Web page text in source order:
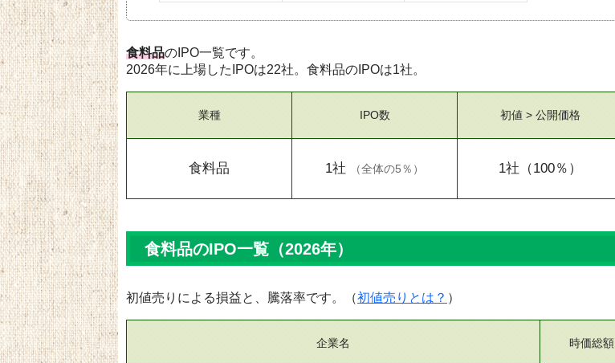
食料品のIPO一覧です。
2026年に上場したIPOは22社。食料品のIPOは1社。
業種
食料品
IPO数
1社 （全体の5％ ）
初値 > 公開価格
1社 （100％）
食料品のIPO一覧（2026年）
初値売りによる損益と、騰落率です。（初値売りとは？ ）
企業名 時価総額